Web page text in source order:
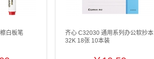
白板笔
齐心 C32030 通用系列办公软抄本
32K 18张 10本装